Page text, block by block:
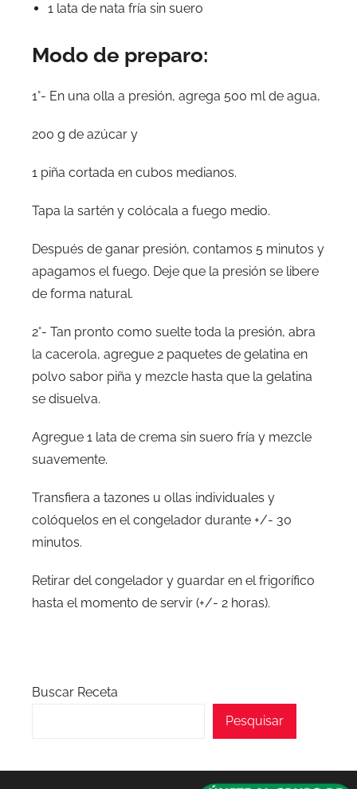
1 lata de nata fría sin suero
Modo de preparo:
1°- En una olla a presión, agrega 500 ml de agua,
200 g de azúcar y
1 piña cortada en cubos medianos.
Tapa la sartén y colócala a fuego medio.
Después de ganar presión, contamos 5 minutos y
apagamos el fuego. Deje que la presión se libere
de forma natural.
2°- Tan pronto como suelte toda la presión, abra
la cacerola, agregue 2 paquetes de gelatina en
polvo sabor piña y mezcle hasta que la gelatina
se disuelva.
Agregue 1 lata de crema sin suero fría y mezcle
suavemente.
Transfiera a tazones u ollas individuales y
colóquelos en el congelador durante +/- 30
minutos.
Retirar del congelador y guardar en el frigorífico
hasta el momento de servir (+/- 2 horas).
Buscar Receta
Pesquisar